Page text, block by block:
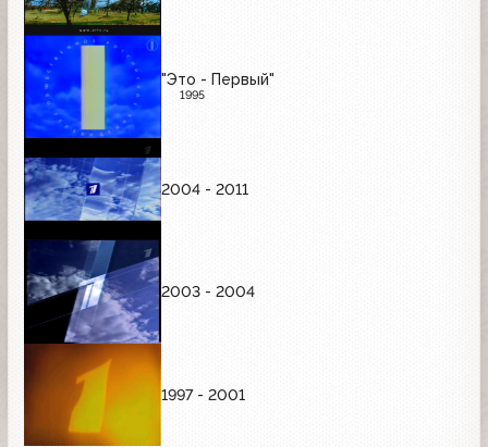
"Это - Первый"
1995
2004 - 2011
2003 - 2004
1997 - 2001